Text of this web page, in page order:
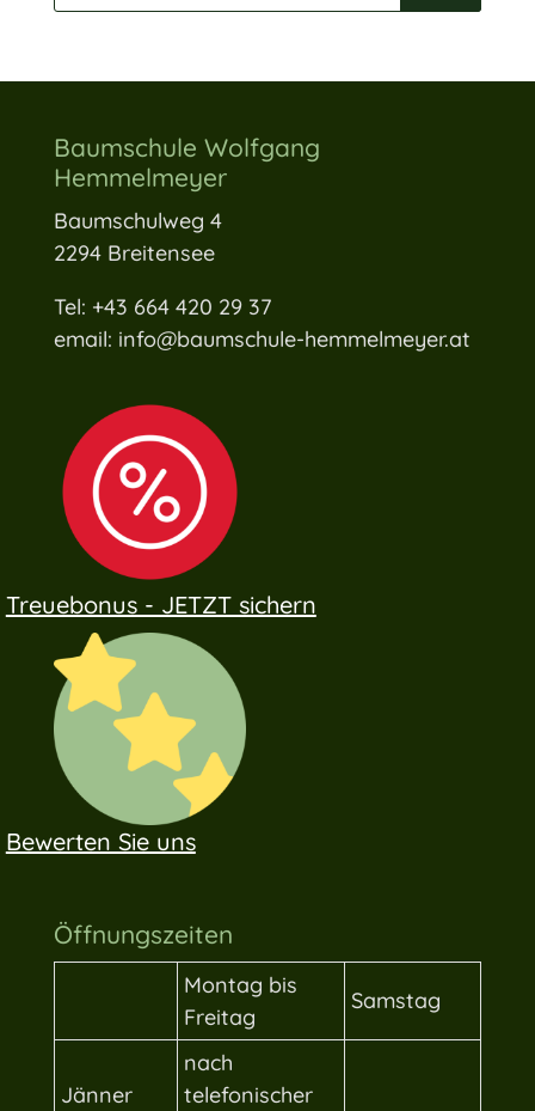
Baumschule Wolfgang
Hemmelmeyer
Baumschulweg 4
2294 Breitensee
Tel: +43 664 420 29 37
email: info@baumschule-hemmelmeyer.at
Treuebonus - JETZT sichern
Bewerten Sie uns
Öffnungszeiten
Montag bis
Freitag
Samstag
Jänner
nach
telefonischer